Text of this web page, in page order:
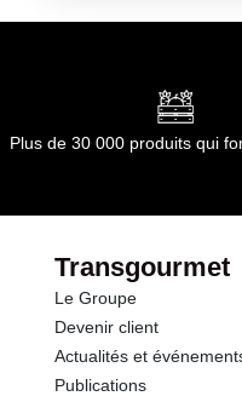
Plus de 30 000 produits qui
Transgourmet
Le Groupe
Devenir client
Actualités et
Publications